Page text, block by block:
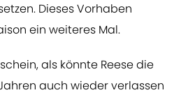
Dieses Vorhaben
ein weiteres Mal.
als könnte Reese die
auch wieder verlassen